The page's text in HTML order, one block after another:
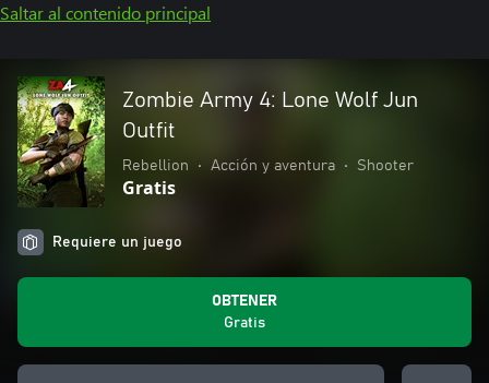
Saltar al contenido principal
Zombie Army 4: Lone Wolf Jun
Outfit
Rebellion • Acción y aventura • Shooter
Gratis
Requiere un juego
OBTENER
Gratis